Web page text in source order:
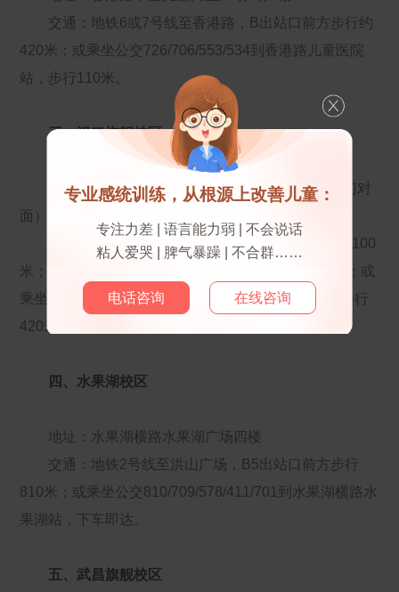
交通：地铁6或7号线至香港路，B出站口前方步行约
420米；或乘坐公交726/706/553/534到香港路儿童医院
站，步行110米。
三、汉口旗舰校区
地址：江岸区香港路107号（武汉市第六医院正门对
面）
交通：地铁6号线至苗栗路，C出站口前方步行约100
米；地铁7号线至香港路，B出站口前方步行约780米；或
乘坐公交534/553/706/726到香港路地铁苗栗路站，步行
420米。
四、水果湖校区
地址：水果湖横路水果湖广场四楼
交通：地铁2号线至洪山广场，B5出站口前方步行
810米；或乘坐公交810/709/578/411/701到水果湖横路水
果湖站，下车即达。
五、武昌旗舰校区
专业感统训练，从根源上改善儿童：
专注力差 | 语言能力弱 | 不会说话
粘人爱哭 | 脾气暴躁 | 不合群……
电话咨询 在线咨询